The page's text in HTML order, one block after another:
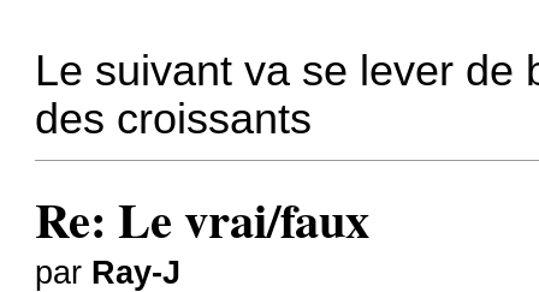
Le suivant va se lever de
des croissants
Re: Le vrai/faux
par Ray-J